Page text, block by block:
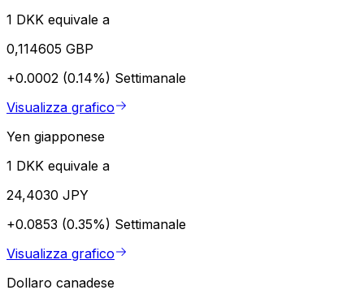
1 DKK equivale a
0,114605 GBP
+0.0002 (0.14%) Settimanale
Visualizza grafico
Yen giapponese
1 DKK equivale a
24,4030 JPY
+0.0853 (0.35%) Settimanale
Visualizza grafico
Dollaro canadese